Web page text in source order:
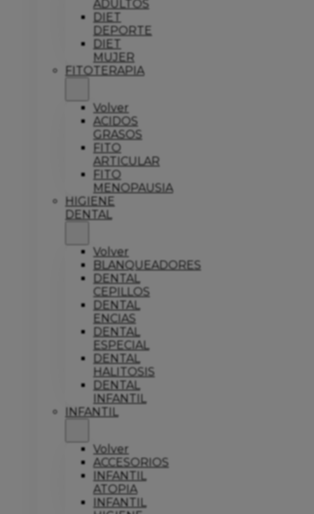
ADULTOS
DIET
DEPORTE
DIET
MUJER
FITOTERAPIA
Volver
ACIDOS
GRASOS
FITO
ARTICULAR
FITO
MENOPAUSIA
HIGIENE
DENTAL
Volver
BLANQUEADORES
DENTAL
CEPILLOS
DENTAL
ENCIAS
DENTAL
ESPECIAL
DENTAL
HALITOSIS
DENTAL
INFANTIL
INFANTIL
Volver
ACCESORIOS
INFANTIL
ATOPIA
INFANTIL